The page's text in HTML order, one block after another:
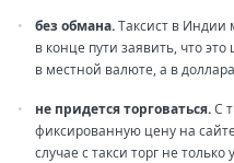
без обмана.Таксист в Индии
в конце пути заявить, что
в местной валюте, а в
не придется торговаться.С
фиксированную цену на
случае с такси торг не